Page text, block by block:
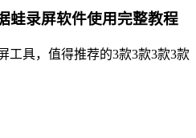
蛙录屏软件使用完整教程
工具，值得推荐的3款3款3款3款